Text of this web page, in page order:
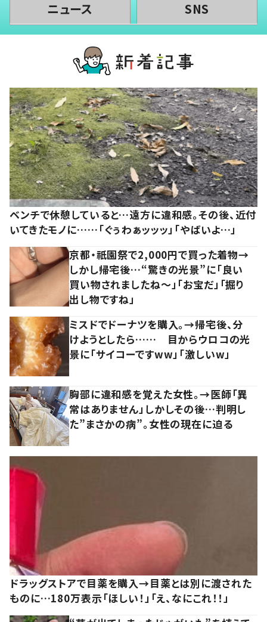
ニュース SNS
ベンチで休憩していると…遠方に違和感。その後、近付
いてきたモノに……「ぐぅわぁッッッ」「やばいよ…」
京都・祇園祭で2,000円で買った着物→
しかし帰宅後…“驚きの光景”に「良い
買い物されましたね～」「お宝だ」「掘り
出し物ですね」
ミスドでドーナツを購入。→帰宅後、分
けようとしたら…… 目からウロコの光
景に「サイコーですww」「激しいw」
胸部に違和感を覚えた女性。→医師「異
常はありません」しかしその後…判明し
た”まさかの病”。女性の現在に迫る
ドラッグストアで目薬を購入→目薬とは別に渡された
ものに…180万表示「ほしい！」「え、なにこれ！！」